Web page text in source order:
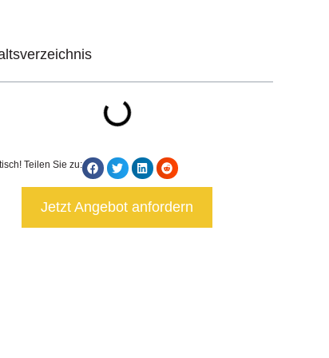
Teilen Sie zu:
Jetzt Angebot anfordern